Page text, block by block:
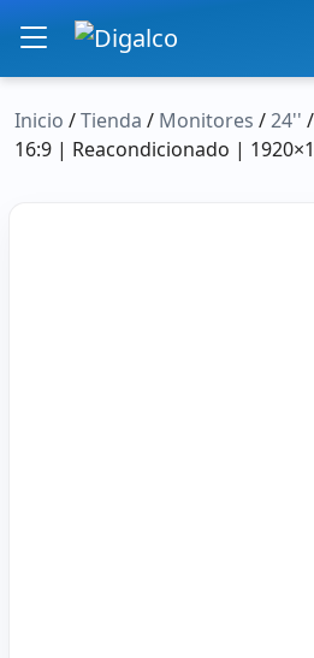
Navegación principal
Inicio /Tienda / Monitores /24''
16:9 | Reacondicionado |